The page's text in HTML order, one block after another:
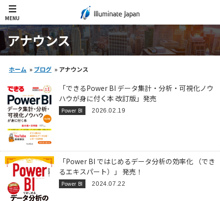
MENU
アナウンス
ホーム » ブログ » アナウンス
「できるPower BI データ集計・分析・可視化ノウ
ハウが身に付く本 改訂版」発売
Power BI 2026.02.19
「Power BI ではじめるデータ分析の効率化 （でき
るエキスパート）」 発売！
Power BI 2024.07.22